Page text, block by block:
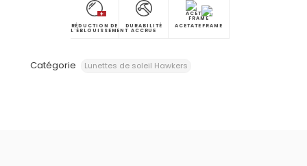
RÉDUCTION DE
L'ÉBLOUISSEMENT
DURABILITÉ
ACCRUE
ACETATE FRAME
Catégorie Lunettes de soleil Hawkers